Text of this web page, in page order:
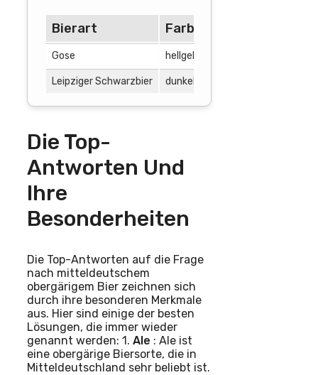
Bierart Farbe
Gose hellgelb
Leipziger Schwarzbier dunkelbraun
Die Top-
Antworten Und
Ihre
Besonderheiten
Die Top-Antworten auf die Frage
nach mitteldeutschem
obergärigem Bier zeichnen sich
durch ihre besonderen Merkmale
aus. Hier sind einige der besten
Lösungen, die immer wieder
genannt werden: 1. Ale : Ale ist
eine obergärige Biersorte, die in
Mitteldeutschland sehr beliebt ist.